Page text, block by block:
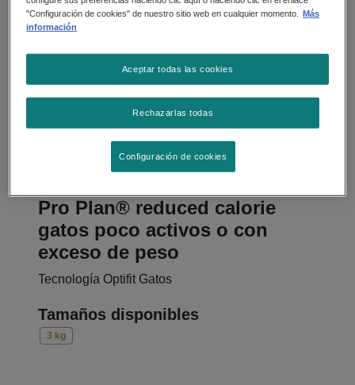
Pro Plan® reduced calorie
gatos poco activos o con
exceso de peso
Tecnología Optifit Gatos
Tamaños disponibles
3 kg
"Configuración de cookies" de nuestro sitio web en cualquier momento.
Más
información
Rechazarlas todas
Aceptar todas las cookies
Configuración de cookies